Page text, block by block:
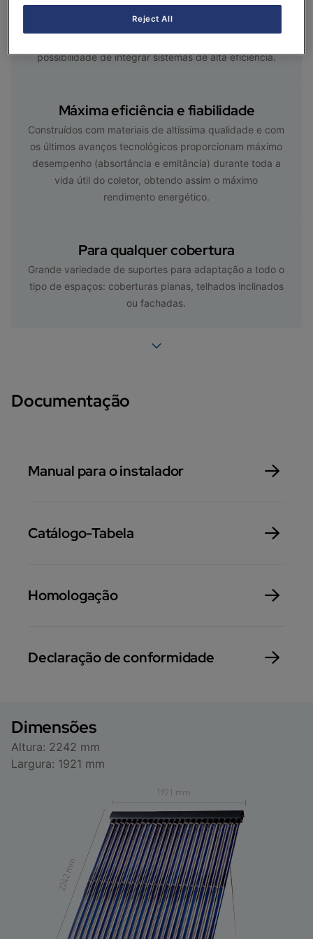
Aproveite a energia solar para produzir água quente
sanitária, aquecer a piscina ou complementar o
possibilidade de integrar sistemas de alta eficiência.
Máxima eficiência e fiabilidade
Construídos com materiais de altíssima qualidade e com
os últimos avanços tecnológicos proporcionam máximo
desempenho (absortância e emitância) durante toda a
vida útil do coletor, obtendo assim o máximo
rendimento energético.
Para qualquer cobertura
Grande variedade de suportes para adaptação a todo o
tipo de espaços: coberturas planas, telhados inclinados
ou fachadas.
Documentação
Manual para o instalador
Catálogo-Tabela
Homologação
Declaração de conformidade
Dimensões
Altura: 2242 mm
Largura: 1921 mm
Reject All